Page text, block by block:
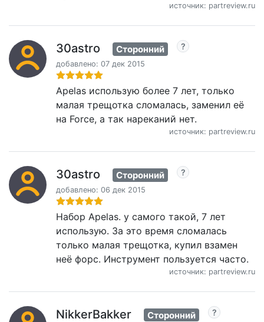
источник: partreview.ru
30astro Сторонний
добавлено: 07 дек 2015
Apelas использую более 7 лет, только
малая трещотка сломалась, заменил её
на Force, а так нареканий нет.
источник: partreview.ru
30astro Сторонний
добавлено: 06 дек 2015
Набор Apelas. у самого такой, 7 лет
использую. За это время сломалась
только малая трещотка, купил взамен
неё форс. Инструмент пользуется часто.
источник: partreview.ru
NikkerBakker Сторонний